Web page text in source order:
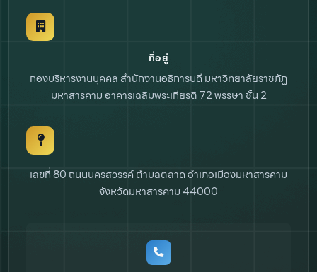
ที่อยู่
กองบริหารงานบุคคล สำนักงานอธิการบดีมหาวิทยาลัยราชภัฏ
มหาสารคามอาคารเฉลิมพระเกียรติ 72 พรรษา ชั้น 2
เลขที่ 80 ถนนนครสวรรค์ ตำบลตลาดอำเภอเมืองมหาสารคาม
จังหวัดมหาสารคาม 44000